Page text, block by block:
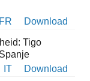
FR Download
Tigo
IT Download